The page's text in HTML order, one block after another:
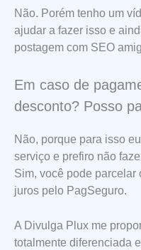
Não. Porém tenho um
ajudar a fazer isso e
postagem com SEO
Em caso de
desconto? Posso
Não, porque para isso
serviço e prefiro não
Sim, você pode parcelar
juros pelo PagSeguro.
A Divulga Plux me
totalmente diferenciada